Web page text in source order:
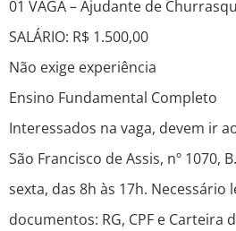
01 VAGA – Ajudante de
SALÁRIO: R$ 1.500,00
Não exige experiência
Ensino Fundamental Completo
Interessados na vaga, devem ir
São Francisco de Assis, nº 1070,
sexta, das 8h às 17h. Necessário
documentos: RG, CPF e Carteira